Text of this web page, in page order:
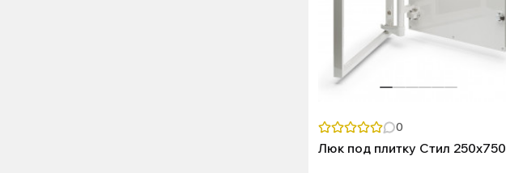
0
Люк под плитку Стил 250х750